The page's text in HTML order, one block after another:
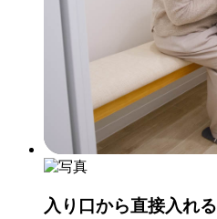
入り口から直接入れる